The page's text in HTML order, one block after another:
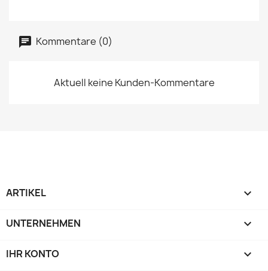
Kommentare (0)
Aktuell keine Kunden-Kommentare
ARTIKEL 
UNTERNEHMEN 
IHR KONTO 